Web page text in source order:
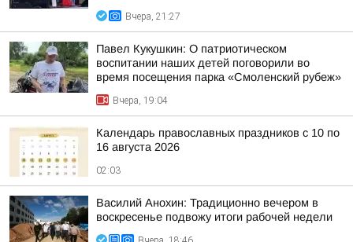
Вчера, 21:27
Павел Кукушкин: О патриотическом
воспитании наших детей поговорили во
время посещения парка «Смоленский рубеж»
Вчера, 19:04
Календарь православных праздников с 10 по
16 августа 2026
02:03
Василий Анохин: Традиционно вечером в
воскресенье подвожу итоги рабочей недели